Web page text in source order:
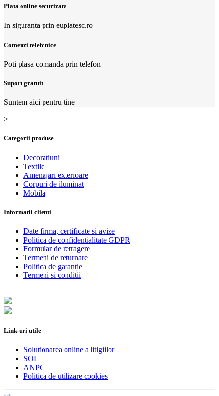
Plata online securizata
In siguranta prin euplatesc.ro
Comenzi telefonice
Poti plasa comanda prin telefon
Suport gratuit
Suntem aici pentru tine
>
Categorii produse
Decoratiuni
Textile
Amenajari exterioare
Corpuri de iluminat
Mobila
Informatii clienti
Date firma, certificate si avize
Politica de confidentialitate GDPR
Formular de retragere
Termeni de returnare
Politica de garanție
Termeni si conditii
Link-uri utile
Solutionarea online a litigiilor
SOL
ANPC
Politica de utilizare cookies